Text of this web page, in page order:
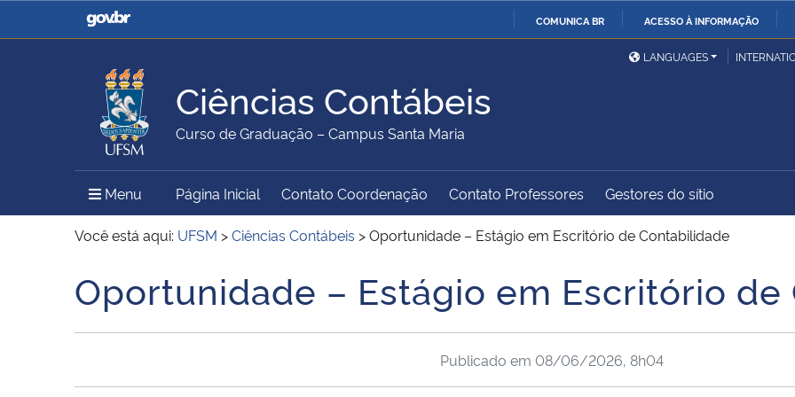
COMUNICA BR ACESSO À INFORMAÇÃO
Casa Civil
Ministério da Justiça e
Ministério da Defesa
Ministério das Relações
Exteriores
Ministério da Agricultura,
Pecuária e Abastecimento
Ministério da Educação Ministério da Cidadania
Ministério do Meio Ambiente Ministério do Turismo
Ministério do
Desenvolvimento Regional
Controladoria-Geral da
União
Secretaria de Governo
Gabinete de Segurança
Advocacia-Geral da União Banco Central do Brasil
LANGUAGES
Ciências Contábeis
Curso de Graduação – Campus Santa Maria
Menu Menu Principal do Sítio
Página Inicial Contato Coordenação Contato Professores Gestores do sítio
Você está aqui: UFSM >Ciências Contábeis >Oportunidade – Estágio em Escritório de Contabilidade
Início do conteúdo
Oportunidade – Estágio em Escritório
Publicado em 08/06/2026, 8h04